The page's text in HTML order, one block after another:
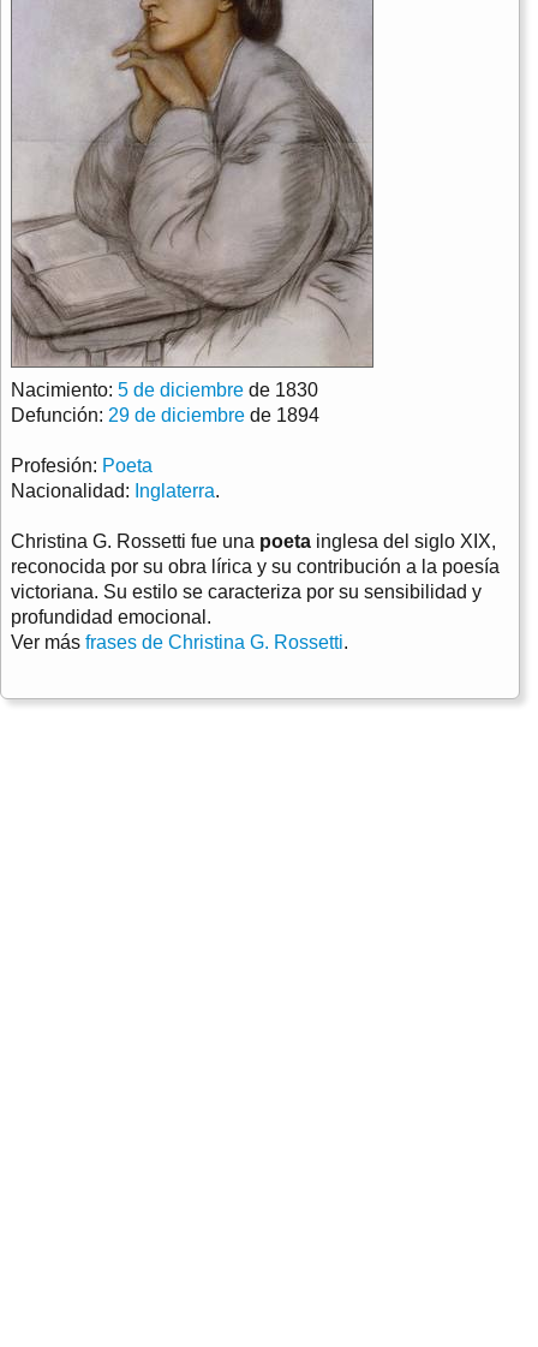
Nacimiento: 5 de diciembre de 1830
Defunción: 29 de diciembre de 1894
Profesión: Poeta
Nacionalidad: Inglaterra.
Christina G. Rossetti fue una poeta inglesa del siglo XIX,
reconocida por su obra lírica y su contribución a la poesía
victoriana. Su estilo se caracteriza por su sensibilidad y
profundidad emocional.
Ver más frases de Christina G. Rossetti.